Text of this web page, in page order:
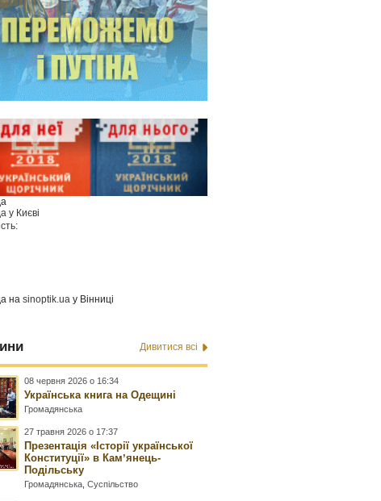
у Києві
наsinoptik.ua у Вінниці
Дивитися всі
08 червня 2026 о 16:34
Українська книга на Одещині
Громадянська
27 травня 2026 о 17:37
Презентація «Історії української
Конституції» в Камʼянець-
Подільську
Громадянська ,Суспільство